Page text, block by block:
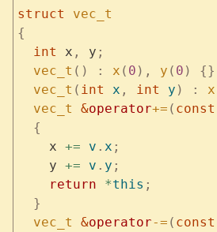
struct vec_t
{
  int
x , y ;
  vec_t
() : x ( 0 ), y ( 0 )
{}
  vec_t
( int x , int y ) : x
  vec_t
&operator+= ( const
  {
    x
+= v . x ;
    y
+= v . y ;
    return
*this ;
  }
  vec_t
&operator-= ( const